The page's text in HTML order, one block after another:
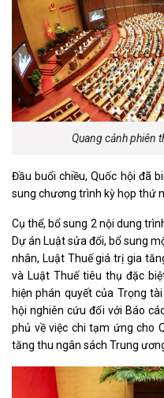
Quang cảnh phiên
Đầu buổi chiều, Quốc hội đã
sung chương trình kỳ họp thứ
Cụ thể, bổ sung 2 nội dung
Dự án Luật sửa đổi, bổ sung
nhân, Luật Thuế giá trị gia
và Luật Thuế tiêu thụ đặc
hiện phán quyết của Trọng
hội nghiên cứu đối với Báo
phủ về việc chi tạm ứng cho
tăng thu ngân sách Trung